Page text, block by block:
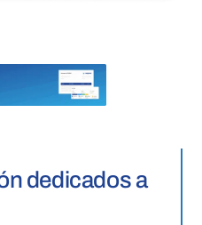
dedicados a